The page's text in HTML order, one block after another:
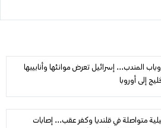
المندب... إسرائيل تعرض موانئها وأنابيبها
إلى أوروبا
متواصلة في قلنديا وكفر عقب... إصابات